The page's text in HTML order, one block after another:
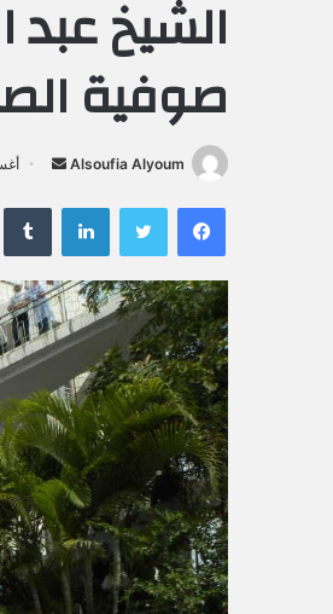
الشيخ
صوفية
Alsoufia Alyoum
ل
ب
ر
ي
ا
إ
ل
ك
ت
ر
و
فيسبوك لينكدإن